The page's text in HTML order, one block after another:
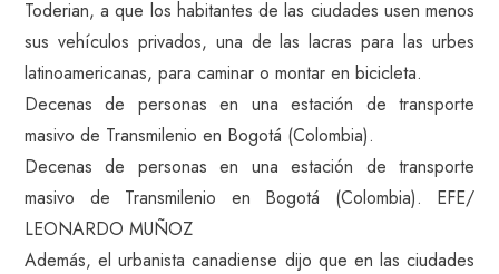
Toderian, a que los habitantes de las ciudades usen menos
sus vehículos privados, una de las lacras para las urbes
latinoamericanas, para caminar o montar en bicicleta.
Decenas de personas en una estación de transporte
masivo de Transmilenio en Bogotá (Colombia).
Decenas de personas en una estación de transporte
masivo de Transmilenio en Bogotá (Colombia). EFE/
LEONARDO MUÑOZ
Además, el urbanista canadiense dijo que en las ciudades